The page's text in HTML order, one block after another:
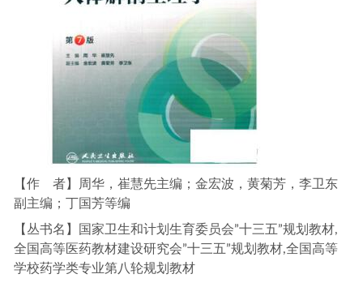
【作 者】周华，崔慧先主编；金宏波，黄菊芳，李卫东
副主编；丁国芳等编
【丛书名】国家卫生和计划生育委员会”十三五”规划教材,
全国高等医药教材建设研究会”十三五”规划教材,全国高等
学校药学类专业第八轮规划教材
好学好记的汉字课 趣味汉字（3-7年级 中小学生课堂内外趣
味知识读本）/好读百科系列·《手捧智库》丛书
《丰乳肥臀》—莫言 2021-09-11